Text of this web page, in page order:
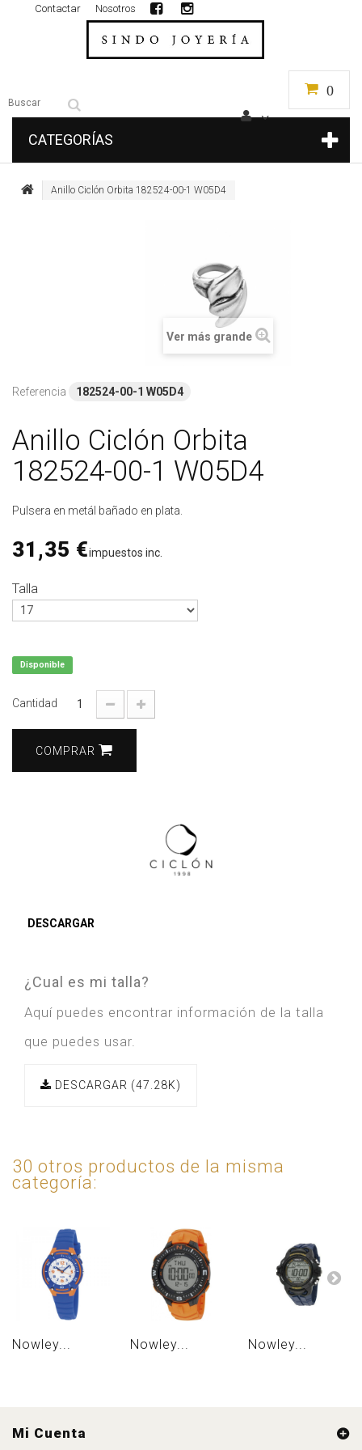
0
Nosotros
Contactar
CATEGORÍAS
Anillo Ciclón Orbita 182524-00-1 W05D4
Ver más grande
Referencia 182524-00-1 W05D4
Anillo Ciclón Orbita
182524-00-1 W05D4
Pulsera en metál bañado en plata.
31,35 €impuestos inc.
Talla
Disponible
Cantidad
COMPRAR
DESCARGAR
¿Cual es mi talla?
Aquí puedes encontrar información de la talla
que puedes usar.
DESCARGAR (47.28K)
30 otros productos de la misma
categoría:
Nowley... Nowley... Nowley...
Mi Cuenta